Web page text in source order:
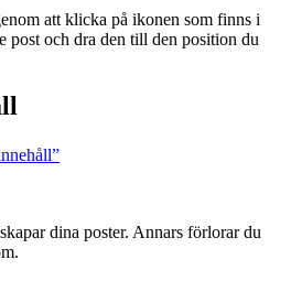
att klicka på ikonen som finns i
post och dra den till den position du
dina poster. Annars förlorar du